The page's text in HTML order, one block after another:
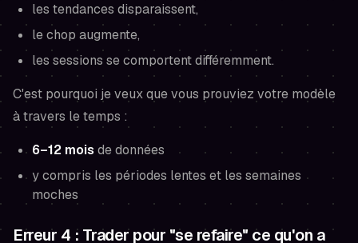
les tendances disparaissent,
le chop augmente,
les sessions se comportent différemment.
C'est pourquoi je veux que vous prouviez votre modèle
à travers le temps :
6–12 mois de données
y compris les périodes lentes et les semaines
moches
Erreur 4 : Trader pour "se refaire" ce qu'on a